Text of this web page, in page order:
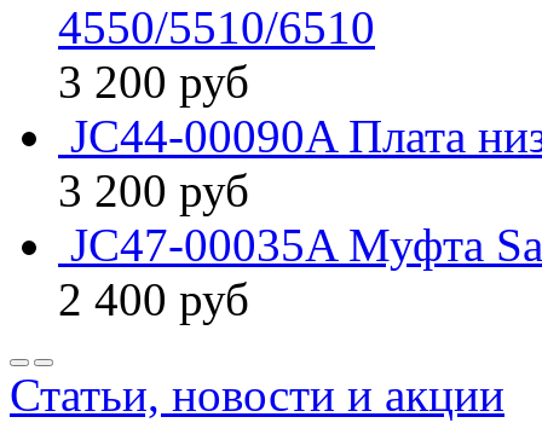
4550/5510/6510
3 200 руб
JC44-00090A Плата
3 200 руб
JC47-00035A Муфта
2 400 руб
Статьи, новости и акции